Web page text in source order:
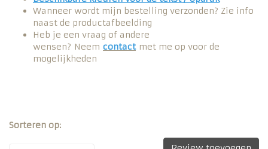
Wanneer wordt mijn bestelling verzonden? Zie info
naast de productafbeelding
Heb je een vraag of andere
wensen? Neem contactmet me op voor de
mogelijkheden
Sorteren op: